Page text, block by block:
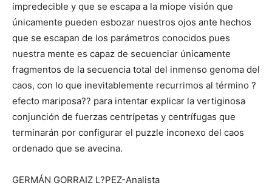
impredecible y que se escapa a la miope visión que
únicamente pueden esbozar nuestros ojos ante hechos
que se escapan de los parámetros conocidos pues
nuestra mente es capaz de secuenciar únicamente
fragmentos de la secuencia total del inmenso genoma del
caos, con lo que inevitablemente recurrimos al término ?
efecto mariposa?? para intentar explicar la vertiginosa
conjunción de fuerzas centrípetas y centrífugas que
terminarán por configurar el puzzle inconexo del caos
ordenado que se avecina.
GERMÁN GORRAIZ L?PEZ-Analista